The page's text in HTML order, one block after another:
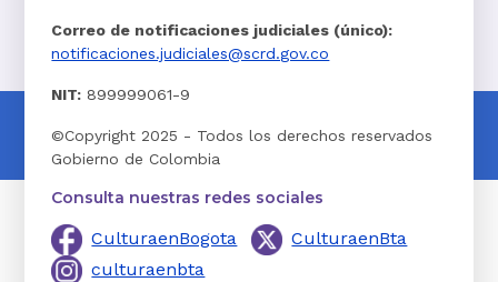
Correo de notificaciones judiciales (único):
notificaciones.judiciales@scrd.gov.co
NIT: 899999061-9
©Copyright 2025 - Todos los derechos reservados
Gobierno de Colombia
Consulta nuestras redes sociales
CulturaenBogota
CulturaenBta
culturaenbta